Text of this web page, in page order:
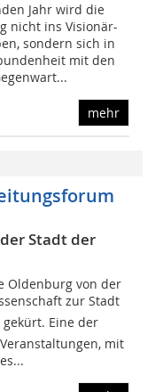
Jahr wird die
nicht ins Visionär-
sondern sich in
mit den
mehr
Stadt der
Oldenburg von der
zur Stadt
gekürt. Eine der
mit